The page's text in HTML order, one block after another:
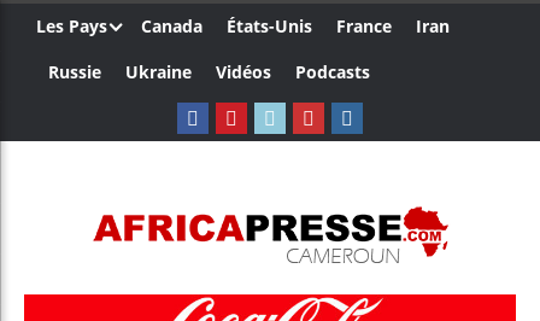
Les Pays Canada États-Unis France
Iran
Russie
Ukraine Vidéos Podcasts